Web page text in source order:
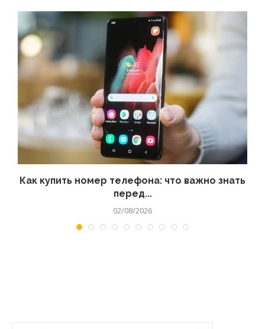
Как купить номер телефона: что важно знать
перед...
02/08/2026